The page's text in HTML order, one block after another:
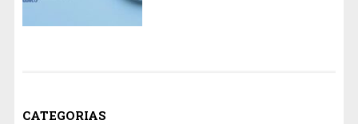
CATEGORIAS